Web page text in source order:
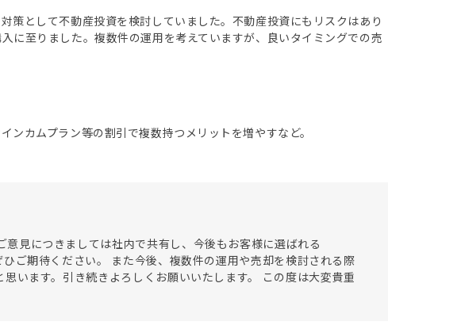
策として不動産投資を検討していました。不動産投資にもリスクはあり
に至りました。複数件の運用を考えていますが、良いタイミングでの売
カムプラン等の割引で複数持つメリットを増やすなど。
見につきましては社内で共有し、今後もお客様に選ばれる
ご期待ください。 また今後、複数件の運用や売却を検討される際
います。引き続きよろしくお願いいたします。 この度は大変貴重